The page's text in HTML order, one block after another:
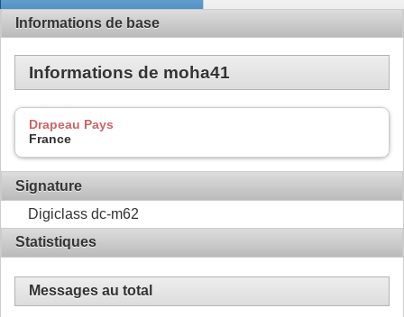
Informations de base
Informations de moha41
Drapeau Pays
France
Signature
Digiclass dc-m62
Statistiques
Messages au total